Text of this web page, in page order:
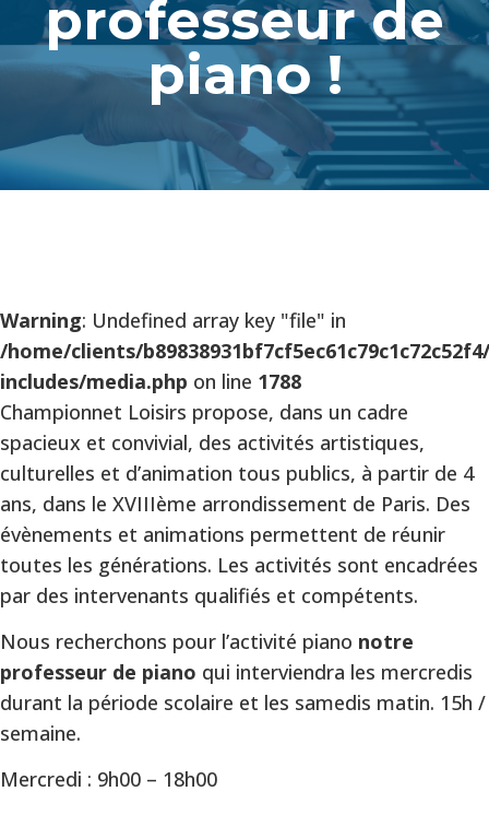
professeur de
piano !
Warning: Undefined array key "file" in
/home/clients/
includes/media.php on line 1788
Championnet Loisirs propose, dans un cadre
spacieux et convivial, des activités artistiques,
culturelles et d’animation tous publics, à partir de 4
ans, dans le XVIIIème arrondissement de Paris. Des
évènements et animations permettent de réunir
toutes les générations. Les activités sont encadrées
par des intervenants qualifiés et compétents.
Nous recherchons pour l’activité piano notre
professeur de piano qui interviendra les mercredis
durant la période scolaire et les samedis matin. 15h /
semaine.
Mercredi : 9h00 – 18h00